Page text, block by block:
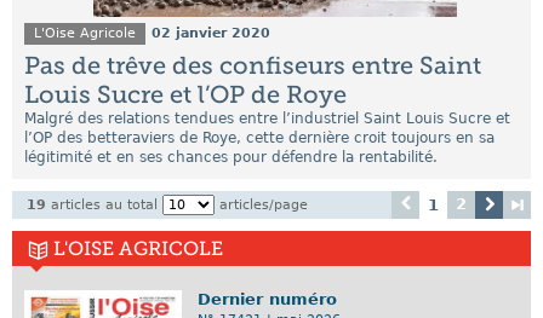
L'Oise Agricole 02 janvier 2020
Pas de trêve des confiseurs entre Saint
Louis Sucre et l’OP de Roye
Malgré des relations tendues entre l’industriel Saint Louis Sucre et
l’OP des betteraviers de Roye, cette dernière croit toujours en sa
légitimité et en ses chances pour défendre la rentabilité.
1 2
19 articles au total articles/page
L'OISE AGRICOLE
Dernier numéro